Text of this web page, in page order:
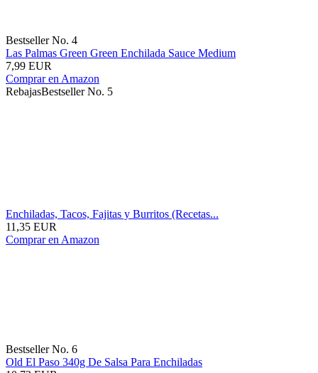
Bestseller No. 4
Las Palmas Green Green Enchilada Sauce Medium
7,99 EUR
Comprar en Amazon
RebajasBestseller No. 5
Enchiladas, Tacos, Fajitas y Burritos (Recetas...
11,35 EUR
Comprar en Amazon
Bestseller No. 6
Old El Paso 340g De Salsa Para Enchiladas